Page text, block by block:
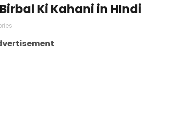
Ki Kahani in HIndi